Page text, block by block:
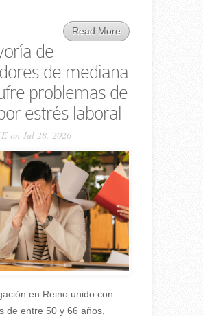
Read More
de
de mediana
problemas de
estrés laboral
on Jul 28, 2026
en Reino unido con
de entre 50 y 66 años,